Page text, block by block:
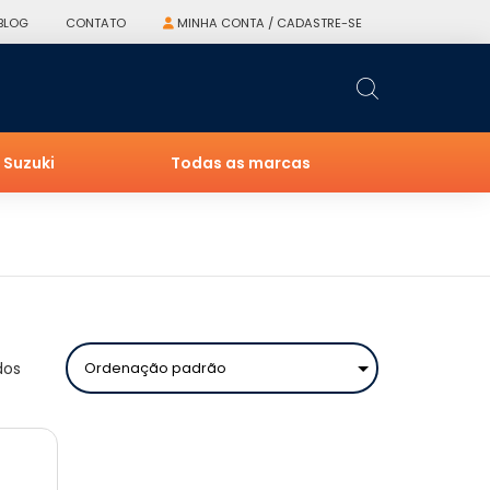
CONTATO MINHA CONTA / CADASTRE-SE
Suzuki Todas as marcas